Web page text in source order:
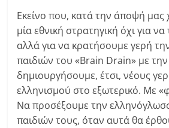
Εκείνο που, κατά την άποψή μας
μία εθνική στρατηγική όχι για
αλλά για να κρατήσουμε γερή
παιδιών του «Brain Drain» με
δημιουργήσουμε, έτσι, νέους
ελληνισμού στο εξωτερικό. Με
Να προσέξουμε την
παιδιών τους, όταν αυτά θα